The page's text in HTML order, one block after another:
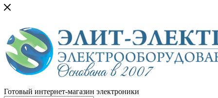
Готовый интернет-магазин электроники